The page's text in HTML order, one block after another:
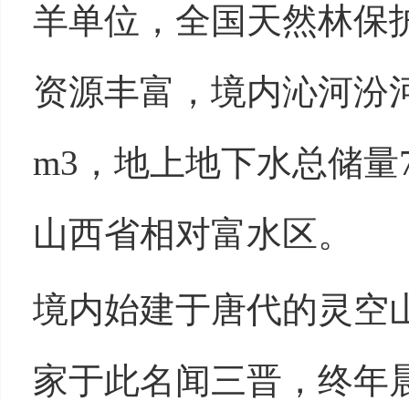
羊单位，全国天然林保
资源丰富，境内沁河汾
m3 ，地上地下水总储量
山西省相对富水区。
境内始建于唐代的灵空
家于此名闻三晋，终年